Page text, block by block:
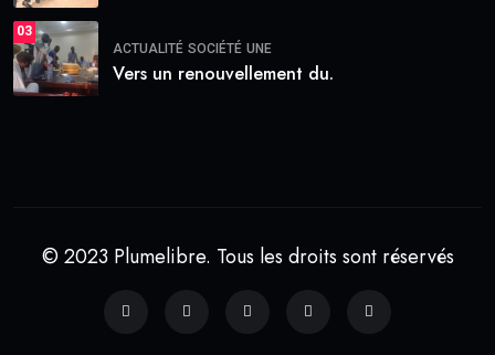
03
ACTUALITÉ SOCIÉTÉ UNE
Vers un renouvellement du.
© 2023 Plumelibre. Tous les droits sont réservés